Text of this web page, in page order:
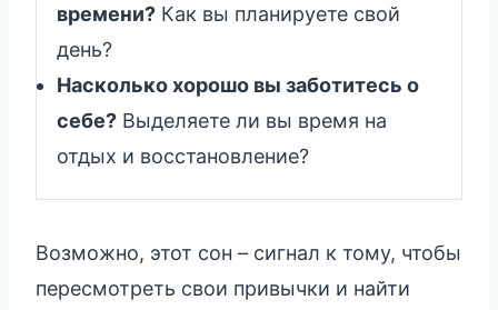
времени? Как вы планируете свой
день?
Насколько хорошо вы заботитесь о
себе? Выделяете ли вы время на
отдых и восстановление?
Возможно, этот сон – сигнал к тому, чтобы
пересмотреть свои привычки и найти